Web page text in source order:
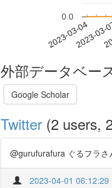
2023-03-04
2023-
0.0
外部データベー
Google Scholar
Twitter (2 users,
@gurufurafura ぐるフラさ
2023-04-01 06:12:29